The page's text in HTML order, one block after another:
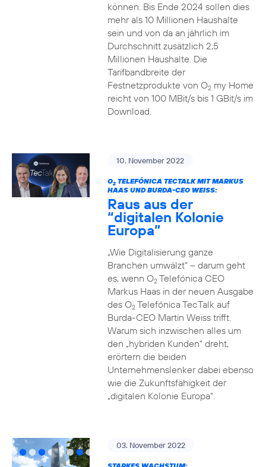
können. Bis Ende 2024 sollen dies
mehr als 10 Millionen Haushalte
sein und von da an jährlich im
Durchschnitt zusätzlich 2,5
Millionen Haushalte. Die
Tarifbandbreite der
Festnetzprodukte von O2my Home
reicht von 100 MBit/s bis 1 GBit/s im
Download.
10. November 2022
O2TELEFÓNICA TECTALK MIT MARKUS
HAAS UND BURDA-CEO WEISS:
Raus aus der
“digitalen Kolonie
Europa”
„Wie Digitalisierung ganze
Branchen umwälzt“ – darum geht
es, wenn O2Telefónica CEO
Markus Haas in der neuen Ausgabe
des O2Telefónica TecTalk auf
Burda-CEO Martin Weiss trifft.
Warum sich inzwischen alles um
den „hybriden Kunden“ dreht,
erörtern die beiden
Unternehmenslenker dabei ebenso
wie die Zukunftsfähigkeit der
„digitalen Kolonie Europa“.
03. November 2022